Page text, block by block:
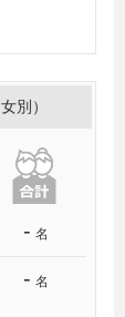
別）
- 名
- 名